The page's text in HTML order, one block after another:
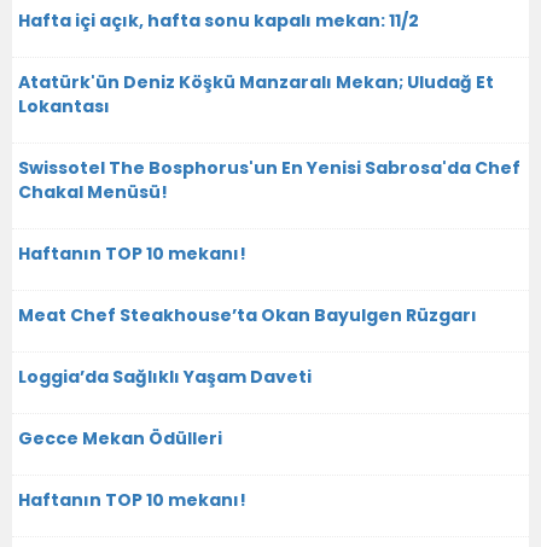
Hafta içi açık, hafta sonu kapalı mekan: 11/2
Atatürk'ün Deniz Köşkü Manzaralı Mekan; Uludağ Et
Lokantası
Swissotel The Bosphorus'un En Yenisi Sabrosa'da Chef
Chakal Menüsü!
Haftanın TOP 10 mekanı!
Meat Chef Steakhouse’ta Okan Bayulgen Rüzgarı
Loggia’da Sağlıklı Yaşam Daveti
Gecce Mekan Ödülleri
Haftanın TOP 10 mekanı!